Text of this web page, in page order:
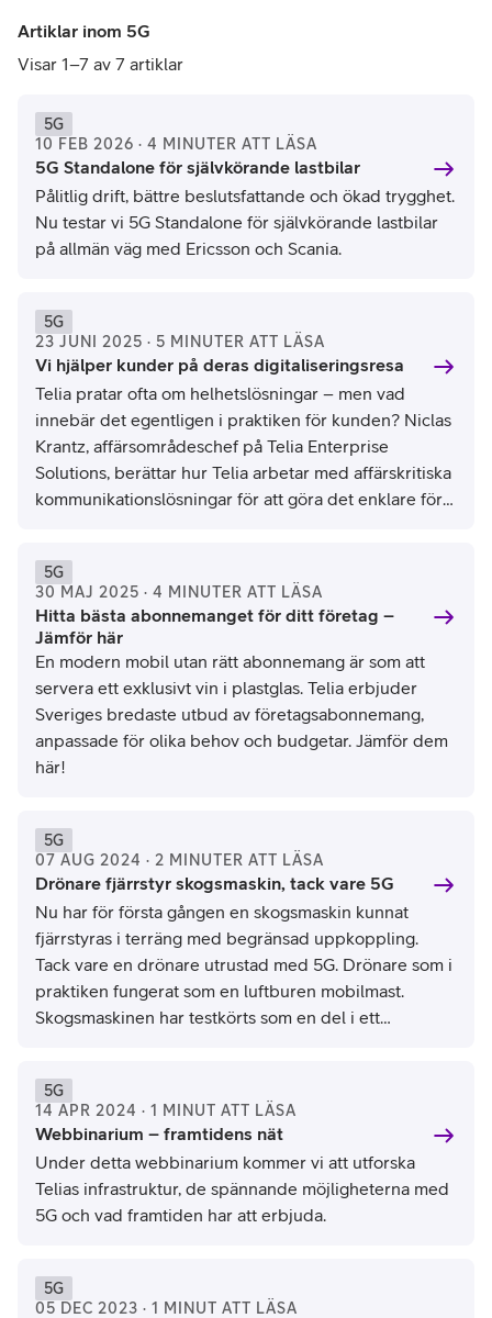
Artiklar inom 5G
Visar 1–7 av 7 artiklar
5G
10 FEB 2026 · 4 MINUTER ATT LÄSA
5G Standalone för självkörande lastbilar
Pålitlig drift, bättre beslutsfattande och ökad trygghet.
Nu testar vi 5G Standalone för självkörande lastbilar
på allmän väg med Ericsson och Scania.
5G
23 JUNI 2025 · 5 MINUTER ATT LÄSA
Vi hjälper kunder på deras digitaliseringsresa
Telia pratar ofta om helhetslösningar – men vad
innebär det egentligen i praktiken för kunden? Niclas
Krantz, affärsområdeschef på Telia Enterprise
Solutions, berättar hur Telia arbetar med affärskritiska
kommunikationslösningar för att göra det enklare för
5G
30 MAJ 2025 · 4 MINUTER ATT LÄSA
Hitta bästa abonnemanget för ditt företag –
Jämför här
En modern mobil utan rätt abonnemang är som att
servera ett exklusivt vin i plastglas. Telia erbjuder
Sveriges bredaste utbud av företagsabonnemang,
anpassade för olika behov och budgetar. Jämför dem
här!
5G
07 AUG 2024 · 2 MINUTER ATT LÄSA
Drönare fjärrstyr skogsmaskin, tack vare 5G
Nu har för första gången en skogsmaskin kunnat
fjärrstyras i terräng med begränsad uppkoppling.
Tack vare en drönare utrustad med 5G. Drönare som i
praktiken fungerat som en luftburen mobilmast.
Skogsmaskinen har testkörts som en del i ett
och Biometria.
5G
14 APR 2024 · 1 MINUT ATT LÄSA
Webbinarium – framtidens nät
Under detta webbinarium kommer vi att utforska
Telias infrastruktur, de spännande möjligheterna med
5G och vad framtiden har att erbjuda.
5G
05 DEC 2023 · 1 MINUT ATT LÄSA